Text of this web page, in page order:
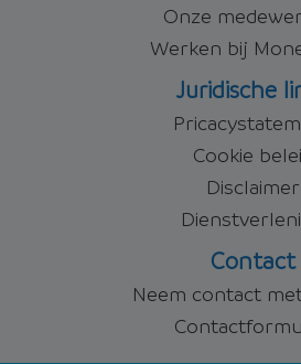
Onze
Werken bij
Juridische
Cookie
Disclaimer
Contact
Neem contact